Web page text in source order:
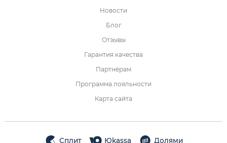
Новости
Блог
Отзывы
Гарантия качества
Партнёрам
Программа лояльности
Карта сайта
Сплит Юkassa Долями